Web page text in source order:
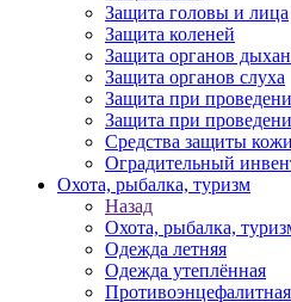
Защита головы и лица
Защита коленей
Защита органов
Защита органов слуха
Защита при
Защита при
Средства защиты кожи
Оградительный
Охота, рыбалка, туризм
Назад
Охота, рыбалка,
Одежда летняя
Одежда утеплённая